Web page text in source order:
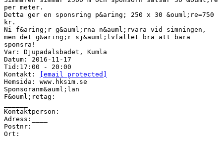
per meter.
Detta ger en sponsring p&aring; 250 x 30 &ouml;re=750
kr.
Ni f&aring;r g&auml;rna n&auml;rvara vid simningen,
men det g&aring;r sj&auml;lvfallet bra att bara
sponsra!
Var: Djupadalsbadet, Kumla
Datum: 2016-11-17
Tid:17:00 - 20:00
Kontakt:
[email protected]
Hemsida: www.hksim.se
Sponsoranm&auml;lan
F&ouml;retag:
Kontaktperson:
Adress:____
Postnr:
Ort: